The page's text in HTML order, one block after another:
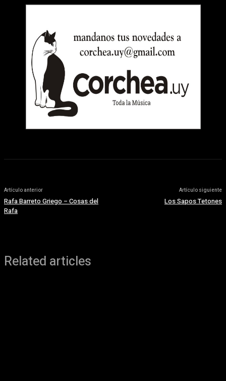
Artículo anterior
Rafa Barreto Griego – Cosas del
Rafa
Artículo siguiente
Los Sapos Tetones
Related articles